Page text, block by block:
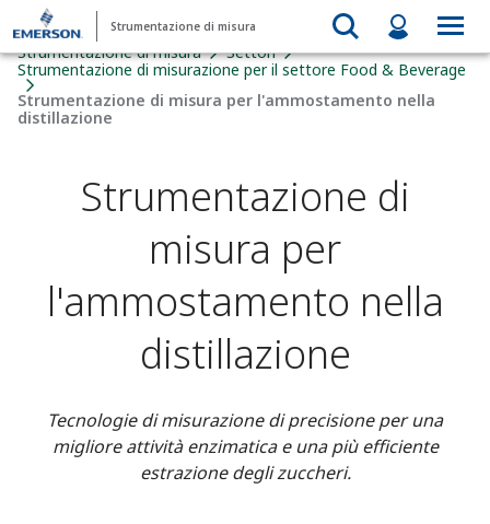
Strumentazione di misura
Strumentazione di misura
Settori
Strumentazione di misurazione per il settore Food & Beverage​
Strumentazione di misura per l'ammostamento nella
distillazione
Strumentazione di
misura per
l'ammostamento nella
distillazione
Tecnologie di misurazione di precisione per una
migliore attività enzimatica e una più efficiente
estrazione degli zuccheri.